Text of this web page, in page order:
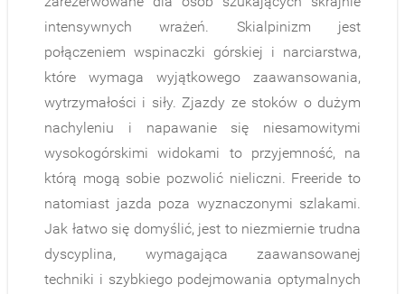
intensywnych wrażeń. Skialpinizm jest
połączeniem wspinaczki górskiej i narciarstwa,
które wymaga wyjątkowego zaawansowania,
wytrzymałości i siły. Zjazdy ze stoków o dużym
nachyleniu i napawanie się niesamowitymi
wysokogórskimi widokami to przyjemność, na
którą mogą sobie pozwolić nieliczni. Freeride to
natomiast jazda poza wyznaczonymi szlakami.
Jak łatwo się domyślić, jest to niezmiernie trudna
dyscyplina, wymagająca zaawansowanej
techniki i szybkiego podejmowania optymalnych